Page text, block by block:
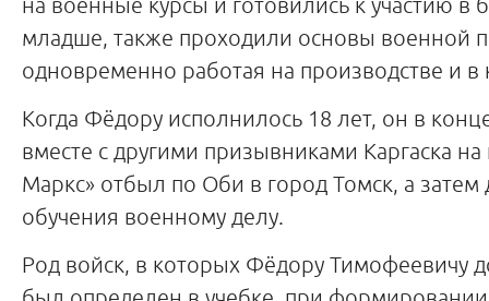
младше, также проходили основы военной
одновременно работая на производстве и в
Когда Фёдору исполнилось 18 лет, он в
вместе с другими призывниками Каргаска
Маркс» отбыл по Оби в город Томск, а затем
обучения военному делу.
Род войск, в которых Фёдору Тимофеевичу